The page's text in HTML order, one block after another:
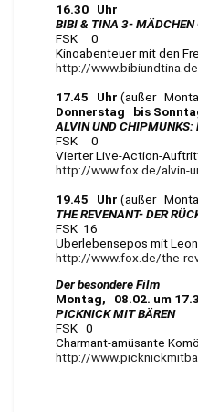
16.30 Uhr
BIBI & TINA 3- MÄDCHEN
FSK 0
Kinoabenteuer mit den
http://
17.45 Uhr (außer
Donnerstag bis
ALVIN UND CHIPMUNKS:
FSK 0
Vierter Live-Action-
http://www.fox.de/alvin-
19.45 Uhr (außer
THE REVENANT- DER
FSK 16
Überlebensepos mit
http://www.fox.de/the-
Der besondere Film
Montag, 08.02. um
PICKNICK MIT BÄREN
FSK 0
Charmant-amüsante
http://